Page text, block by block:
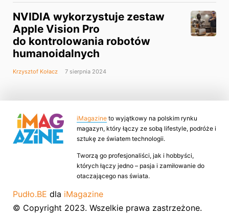
NVIDIA wykorzystuje zestaw
Apple Vision Pro
do kontrolowania robotów
humanoidalnych
Krzysztof Kołacz 7 sierpnia 2024
iMagazine to wyjątkowy na polskim rynku
magazyn, który łączy ze sobą lifestyle, podróże i
sztukę ze światem technologii.
Tworzą go profesjonaliści, jak i hobbyści,
których łączy jedno – pasja i zamiłowanie do
otaczającego nas świata.
Pudło.BE dla iMagazine
© Copyright 2023. Wszelkie prawa zastrzeżone.